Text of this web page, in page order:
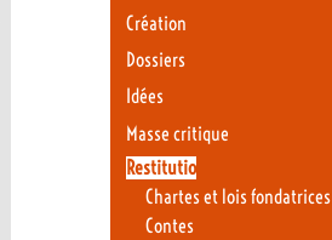
Création
Dossiers
Idées
Masse critique
Restitutio
Chartes et lois fondatrices
Contes